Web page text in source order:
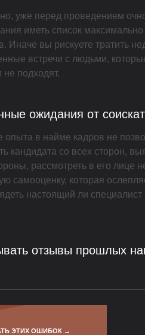
уже перед проведением
иметь список
Иначе вы рискуете тратить
встречи с людьми,
не подходят.
ожидания от
отзывы прошлых
опыта в найме кадров не
кандидата со всех сторон,
рассмотреть в его лице
самооценку, которая
настоящий ли
ЭТИХ ОШИБОК →